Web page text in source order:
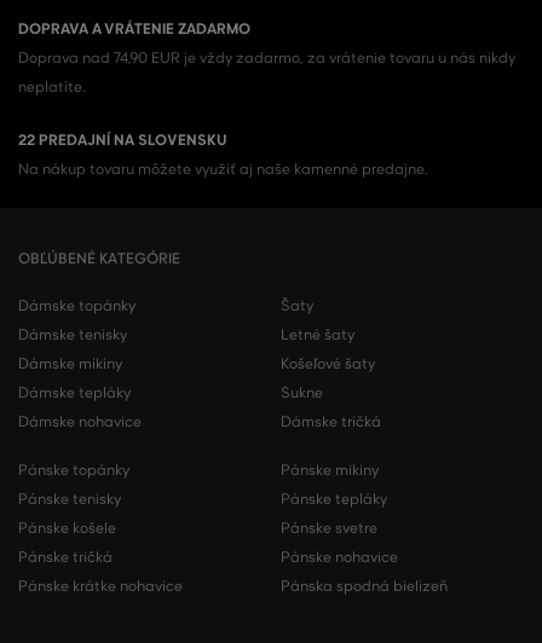
DOPRAVA A VRÁTENIE ZADARMO
Doprava nad 74,90 EUR je vždy zadarmo, za vrátenie tovaru u nás nikdy
neplatíte.
22 PREDAJNÍ NA SLOVENSKU
Na nákup tovaru môžete využiť aj naše kamenné predajne.
OBĽÚBENÉ KATEGÓRIE
Dámske topánky
Dámske tenisky
Dámske mikiny
Dámske tepláky
Dámske nohavice
Šaty
Letné šaty
Košeľové šaty
Sukne
Dámske tričká
Pánske topánky
Pánske tenisky
Pánske košele
Pánske tričká
Pánske krátke nohavice
Pánske mikiny
Pánske tepláky
Pánske svetre
Pánske nohavice
Pánska spodná bielizeň